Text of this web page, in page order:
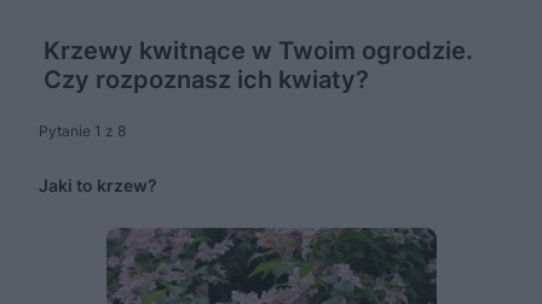
Krzewy kwitnące w Twoim ogrodzie.
Czy rozpoznasz ich kwiaty?
Pytanie 1 z 8
Jaki to krzew?